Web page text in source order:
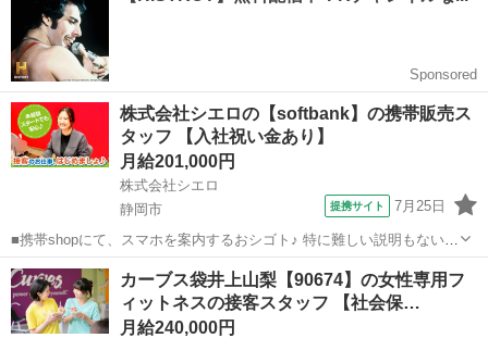
ょう！」といったお声がけをしながら、...
株式会社シエロの【softbank】の携帯販売ス
タッフ 【入社祝い金あり】
月給201,000円
株式会社シエロ
静岡市
提携サイト 7月25日
■携帯shopにて、スマホを案内するおシゴト♪ 特に難しい説明もないの
で、ご安心を。新規契約、機種変更、 各種料金プランのご相談対応・
ご提案などをお願いします。 初めての方でも安心♪ あなた専属のコー
ディネーターが親切・丁...
静岡 静岡市 その他
カーブス袋井上山梨【90674】の女性専用フ
ィットネスの接客スタッフ 【社会保…
月給240,000円